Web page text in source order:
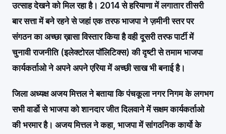
उत्साह देखने को मिल रहा है। 2014 से हरियाणा में लगातार तीसरी
बार सत्ता में बने रहने से जहां एक तरफ भाजपा ने ज़मीनी स्तर पर
संगठन का अच्छा ख़ासा विस्तार किया है वही दूसरी तरफ पार्टी में
चुनावी राजनीति (इलेक्टोरल पॉलिटिक्स) की दृष्टी से तमाम भाजपा
कार्यकर्ताओ ने अपने अपने एरिया में अच्छी साख भी बनाई है।
जिला अध्यक्ष अजय मित्तल ने बताया कि पंचकूला नगर निगम के लगभग
सभी वार्डो से भाजपा को शानदार जीत दिलवाने में सक्षम कार्यकर्ताओ
की भरमार है। अजय मित्तल ने कहा, भाजपा में सांगठनिक कार्यो के